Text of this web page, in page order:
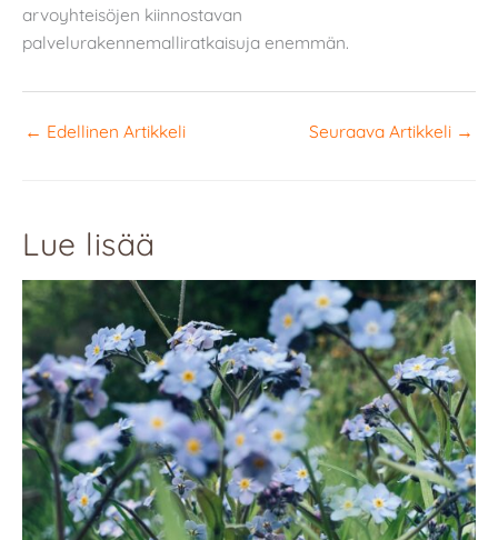
arvoyhteisöjen kiinnostavan
palvelurakennemalliratkaisuja enemmän.
← Edellinen Artikkeli Seuraava Artikkeli →
Lue lisää